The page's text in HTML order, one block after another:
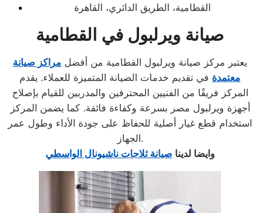
القطامية، الطريق الدائري، القاهرة
صيانة ويرلبول في القطامية
يعتبر مركز صيانة ويرلبول القطامية من أفضل مراكز صيانة
معتمدة في تقديم خدمات الصيانة المتميزة للعملاء. يقدم
المركز فريقًا من الفنيين المحترفين والمدربين للقيام بإصلاح
أجهزة ويرلبول مصر بسرعة وكفاءة فائقة. كما يضمن المركز
استخدام قطع غيار أصلية للحفاظ على جودة الأداء وطول عمر
الجهاز.
وايضا لدينا صيانة ثلاجات ناشيونال الواسطي